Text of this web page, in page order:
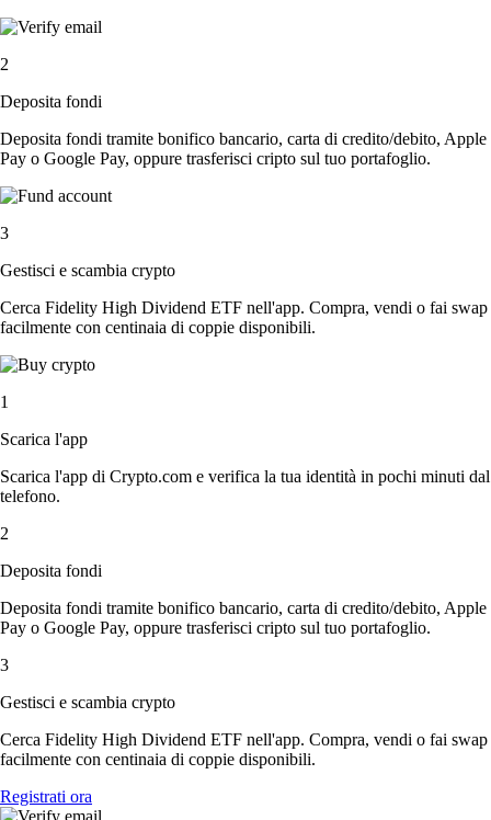
2
Deposita fondi
Deposita fondi tramite bonifico bancario, carta di credito/debito, Apple
Pay o Google Pay, oppure trasferisci cripto sul tuo portafoglio.
3
Gestisci e scambia crypto
Cerca Fidelity High Dividend ETF nell'app. Compra, vendi o fai swap
facilmente con centinaia di coppie disponibili.
1
Scarica l'app
Scarica l'app di Crypto.com e verifica la tua identità in pochi minuti dal
telefono.
2
Deposita fondi
Deposita fondi tramite bonifico bancario, carta di credito/debito, Apple
Pay o Google Pay, oppure trasferisci cripto sul tuo portafoglio.
3
Gestisci e scambia crypto
Cerca Fidelity High Dividend ETF nell'app. Compra, vendi o fai swap
facilmente con centinaia di coppie disponibili.
Registrati ora